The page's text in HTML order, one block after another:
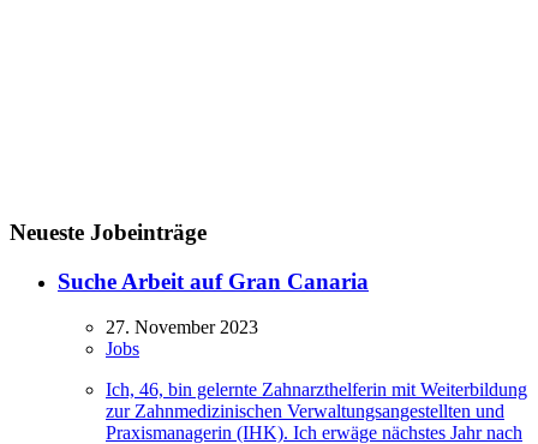
Neueste Jobeinträge
Suche Arbeit auf Gran Canaria
27. November 2023
Jobs
Ich, 46, bin gelernte Zahnarzthelferin mit Weiterbildung
zur Zahnmedizinischen Verwaltungsangestellten und
Praxismanagerin (IHK). Ich erwäge nächstes Jahr nach